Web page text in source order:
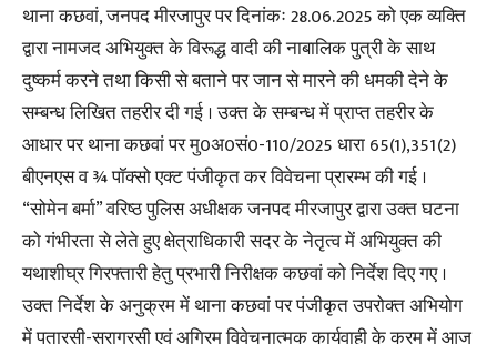
थाना कछवां, जनपद मीरजापुर पर दिनांकः 28.06.2025 को एक व्यक्ति
द्वारा नामजद अभियुक्त के विरूद्ध वादी की नाबालिक पुत्री के साथ
दुष्कर्म करने तथा किसी से बताने पर जान से मारने की धमकी देने के
सम्बन्ध लिखित तहरीर दी गई । उक्त के सम्बन्ध में प्राप्त तहरीर के
आधार पर थाना कछवां पर मु0अ0सं0-110/2025 धारा 65(1),351(2)
बीएनएस व ¾ पॉक्सो एक्ट पंजीकृत कर विवेचना प्रारम्भ की गई ।
“सोमेन बर्मा” वरिष्ठ पुलिस अधीक्षक जनपद मीरजापुर द्वारा उक्त घटना
को गंभीरता से लेते हुए क्षेत्राधिकारी सदर के नेतृत्व में अभियुक्त की
यथाशीघ्र गिरफ्तारी हेतु प्रभारी निरीक्षक कछवां को निर्देश दिए गए ।
उक्त निर्देश के अनुक्रम में थाना कछवां पर पंजीकृत उपरोक्त अभियोग